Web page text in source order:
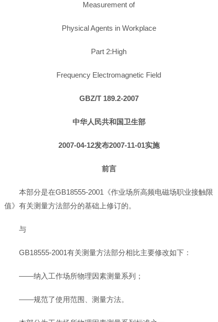
Measurement of
Physical Agents in Workplace
Part 2:High
Frequency Electromagnetic Field
GBZ/T 189.2-2007
中华人民共和国卫生部
2007-04-12发布2007-11-01实施
前言
本部分是在GB18555-2001《作业场所高频电磁场职业接触限
值》有关测量方法部分的基础上修订的。
与
GB18555-2001有关测量方法部分相比主要修改如下：
——纳入工作场所物理因素测量系列；
——规范了使用范围、测量方法。